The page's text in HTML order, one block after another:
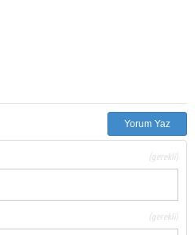
Yorum Yaz
(gerekli)
(gerekli)